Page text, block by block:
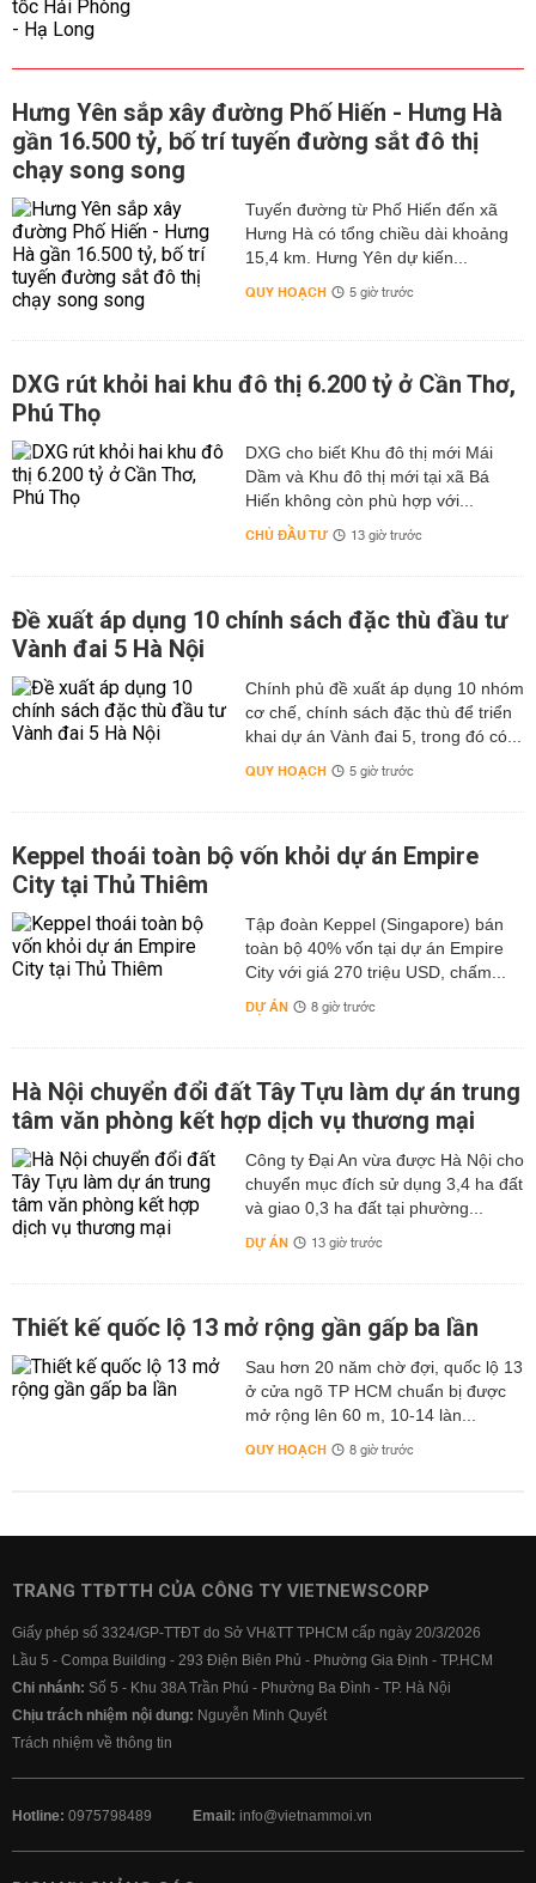
Hưng Yên sắp xây đường Phố Hiến - Hưng Hà
gần 16.500 tỷ, bố trí tuyến đường sắt đô thị
chạy song song
Tuyến đường từ Phố Hiến đến xã
Hưng Hà có tổng chiều dài khoảng
15,4 km. Hưng Yên dự kiến...
QUY HOẠCH 5 giờ trước
DXG rút khỏi hai khu đô thị 6.200 tỷ ở Cần Thơ,
Phú Thọ
DXG cho biết Khu đô thị mới Mái
Dầm và Khu đô thị mới tại xã Bá
Hiến không còn phù hợp với...
CHỦ ĐẦU TƯ 13 giờ trước
Đề xuất áp dụng 10 chính sách đặc thù đầu tư
Vành đai 5 Hà Nội
Chính phủ đề xuất áp dụng 10 nhóm
cơ chế, chính sách đặc thù để triển
khai dự án Vành đai 5, trong đó có...
QUY HOẠCH 5 giờ trước
Keppel thoái toàn bộ vốn khỏi dự án Empire
City tại Thủ Thiêm
Tập đoàn Keppel (Singapore) bán
toàn bộ 40% vốn tại dự án Empire
City với giá 270 triệu USD, chấm...
DỰ ÁN 8 giờ trước
Hà Nội chuyển đổi đất Tây Tựu làm dự án trung
tâm văn phòng kết hợp dịch vụ thương mại
Công ty Đại An vừa được Hà Nội cho
chuyển mục đích sử dụng 3,4 ha đất
và giao 0,3 ha đất tại phường...
DỰ ÁN 13 giờ trước
Thiết kế quốc lộ 13 mở rộng gần gấp ba lần
Sau hơn 20 năm chờ đợi, quốc lộ 13
ở cửa ngõ TP HCM chuẩn bị được
mở rộng lên 60 m, 10-14 làn...
QUY HOẠCH 8 giờ trước
TRANG TTĐTTH CỦA CÔNG TY VIETNEWSCORP
Giấy phép số 3324/GP-TTĐT do Sở VH&TT TPHCM cấp ngày 20/3/2026
Lầu 5 - Compa Building - 293 Điện Biên Phủ - Phường Gia Định - TP.HCM
Chi nhánh: Số 5 - Khu 38A Trần Phú - Phường Ba Đình - TP. Hà Nội
Chịu trách nhiệm nội dung: Nguyễn Minh Quyết
Trách nhiệm về thông tin
Hotline: 0975798489 Email: info@vietnammoi.vn